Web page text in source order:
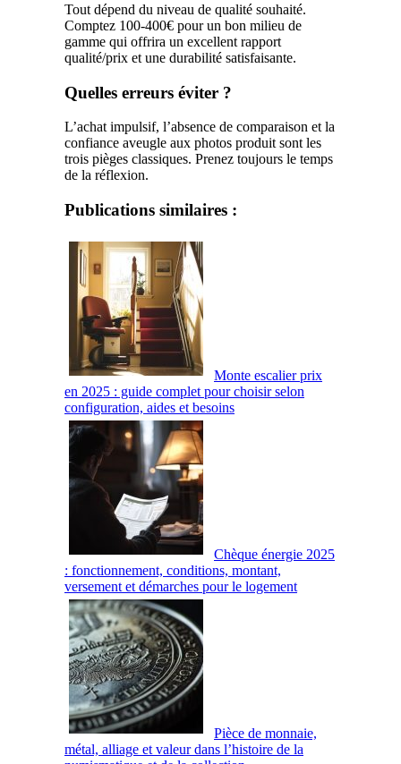
Tout dépend du niveau de qualité souhaité.
Comptez 100-400€ pour un bon milieu de
gamme qui offrira un excellent rapport
qualité/prix et une durabilité satisfaisante.
Quelles erreurs éviter ?
L’achat impulsif, l’absence de comparaison et la
confiance aveugle aux photos produit sont les
trois pièges classiques. Prenez toujours le temps
de la réflexion.
Publications similaires :
Monte escalier prix
en 2025 : guide complet pour choisir selon
configuration, aides et besoins
Chèque énergie 2025
: fonctionnement, conditions, montant,
versement et démarches pour le logement
Pièce de monnaie,
métal, alliage et valeur dans l’histoire de la